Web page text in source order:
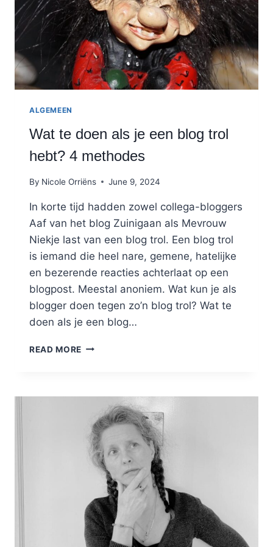
ALGEMEEN
Wat te doen als je een blog trol
hebt? 4 methodes
By Nicole Orriëns June 9, 2024
In korte tijd hadden zowel collega-bloggers
Aaf van het blog Zuinigaan als Mevrouw
Niekje last van een blog trol. Een blog trol
is iemand die heel nare, gemene, hatelijke
en bezerende reacties achterlaat op een
blogpost. Meestal anoniem. Wat kun je als
blogger doen tegen zo’n blog trol? Wat te
doen als je een blog…
READ MORE WAT
JE
BLOG
TROL
HEBT?
METHODES